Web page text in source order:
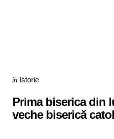
Categories
Posted
in Istorie
Prima biserica din
veche biserică